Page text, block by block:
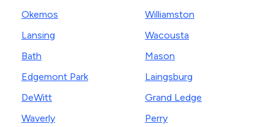
Okemos
Lansing
Bath
Edgemont Park
DeWitt
Waverly
Williamston
Wacousta
Mason
Laingsburg
Grand Ledge
Perry